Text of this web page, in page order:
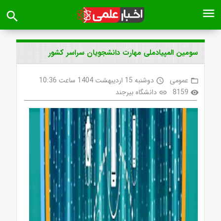
menu
search
سومین المپیادملی مهارت دانشجویان سراسر کشور
folder_open عمومی access_time دوشنبه 15 اردیبهشت 1404 ساعت 10:36
visibility
8159
link دانشگاه بیرجند